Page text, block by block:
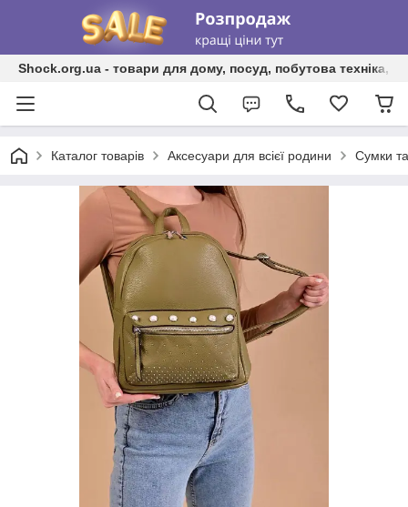
Shock.org.ua - товари для дому, посуд, побутова техніка,
Каталог товарів Аксесуари для всієї родини Сумки